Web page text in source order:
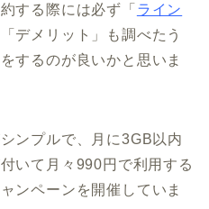
する際には必ず「 ライン
デメリット」も調べたう
するのが良いかと思いま
ンプルで、月に3GB以内
いて月々990円で利用する
ンペーンを開催していま